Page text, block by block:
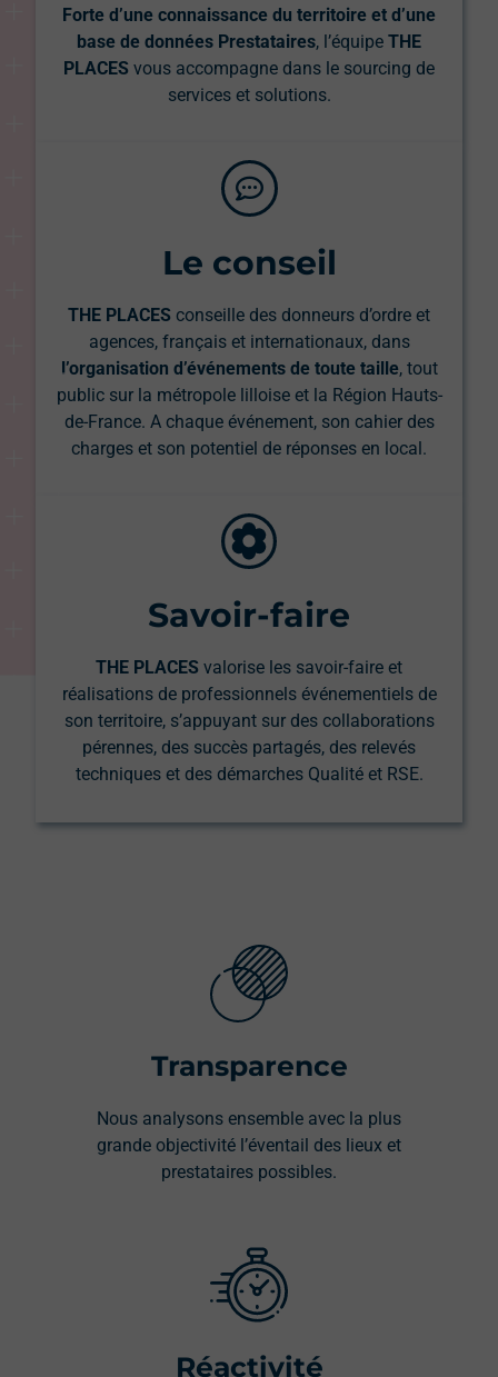
Forte d’une connaissance du territoire et d’une
base de données Prestataires, l’équipe THE
PLACES vous accompagne dans le sourcing de
services et solutions.
Le conseil
THE PLACES conseille des donneurs d’ordre et
agences, français et internationaux, dans
l’organisation d’événements de toute taille, tout
public sur la métropole lilloise et la Région Hauts-
de-France. A chaque événement, son cahier des
charges et son potentiel de réponses en local.
Savoir-faire
THE PLACES valorise les savoir-faire et
réalisations de professionnels événementiels de
son territoire, s’appuyant sur des collaborations
pérennes, des succès partagés, des relevés
techniques et des démarches Qualité et RSE.
Transparence
Nous analysons ensemble avec la plus
grande objectivité l’éventail des lieux et
prestataires possibles.
Réactivité